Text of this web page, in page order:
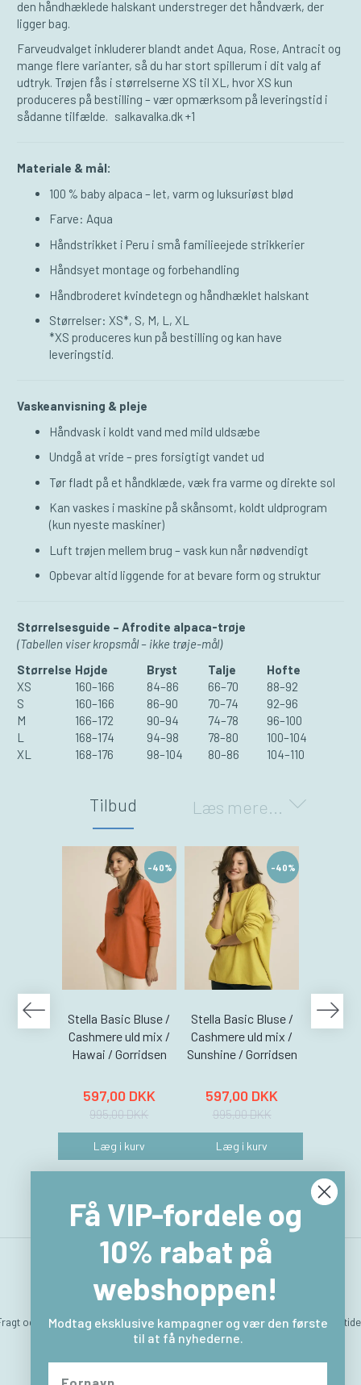
den håndhæklede halskant understreger det håndværk, der
ligger bag.
Farveudvalget inkluderer blandt andet Aqua, Rose, Antracit og
mange flere varianter, så du har stort spillerum i dit valg af
udtryk. Trøjen fås i størrelserne XS til XL, hvor XS kun
produceres på bestilling – vær opmærksom på leveringstid i
sådanne tilfælde. salkavalka.dk +1
Materiale & mål:
100 % baby alpaca – let, varm og luksuriøst blød
Farve: Aqua
Håndstrikket i Peru i små familieejede strikkerier
Håndsyet montage og forbehandling
Håndbroderet kvindetegn og håndhæklet halskant
Størrelser: XS*, S, M, L, XL
*XS produceres kun på bestilling og kan have
leveringstid.
Vaskeanvisning & pleje
Håndvask i koldt vand med mild uldsæbe
Undgå at vride – pres forsigtigt vandet ud
Tør fladt på et håndklæde, væk fra varme og direkte sol
Kan vaskes i maskine på skånsomt, koldt uldprogram
(kun nyeste maskiner)
Luft trøjen mellem brug – vask kun når nødvendigt
Opbevar altid liggende for at bevare form og struktur
Størrelsesguide – Afrodite alpaca-trøje
(Tabellen viser kropsmål – ikke trøje-mål)
Størrelse Højde Bryst Talje
Hofte
XS
160–166 84–86 66–70
88–92
S
160–166 86–90 70–74
92–96
M
166–172 90–94 74–78
96–100
L
168–174 94–98 78–80
100–104
XL
168–176 98–104 80–86 104–110
Læs mere...
Tilbud
-40%
Stella Basic Bluse /
Cashmere uld mix /
Hawai / Gorridsen
597,00 DKK
995,00 DKK
Læg i kurv
-40%
Stella Basic Bluse /
Cashmere uld mix /
Sunshine / Gorridsen
597,00 DKK
995,00 DKK
Læg i kurv
Stella
og leveringHvem er viBetingelser & VilkårSitemap Kontakt &
ReturlabelFortryd købet
Få VIP-fordele og
10% rabat på
webshoppen!
Modtag eksklusive kampagner og vær den første
til at få nyhederne.